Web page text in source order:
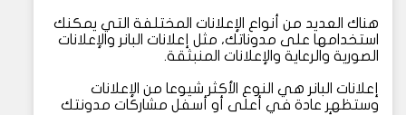
هناك العديد من أنواع الإعلانات المختلفة التي يمكنك
استخدامها على مدوناتك، مثل إعلانات البانر والإعلانات
الصورية والرعاية والإعلانات المنبثقة.
إعلانات البانر هي النوع الأكثر شيوعا من الإعلانات
وستظهر عادة في أعلى أو أسفل مشاركات مدونتك